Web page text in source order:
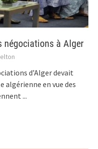
négociations à Alger
d’Alger devait
algérienne en vue des
...